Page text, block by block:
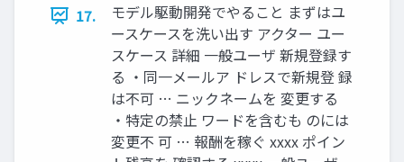
17.
モデル駆動開発でやること まずはユ
ースケースを洗い出す アクター ユー
スケース 詳細 一般ユーザ 新規登録す
る ・同一メールア ドレスで新規登 録
は不可 … ニックネームを 変更する
・特定の禁止 ワードを含むも のには
変更不 可 … 報酬を稼ぐ xxxx ポイン